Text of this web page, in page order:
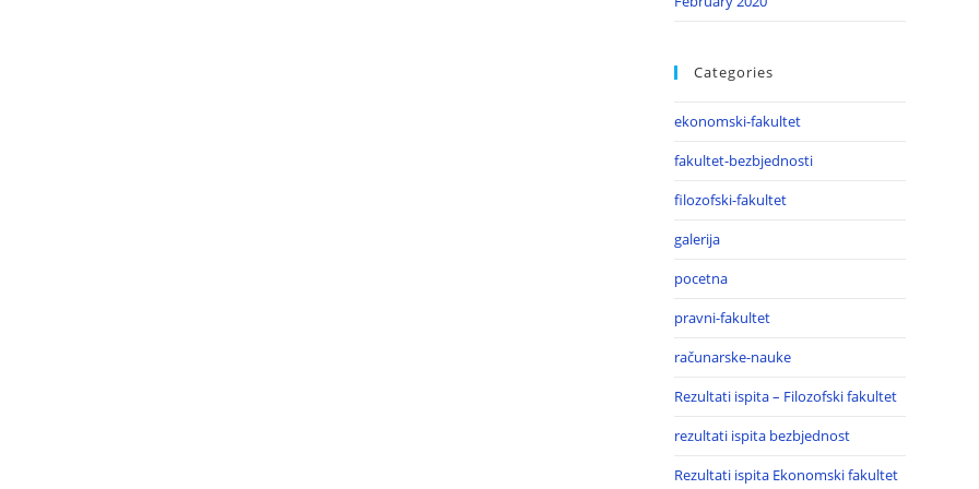
Categories
ekonomski-fakultet
fakultet-bezbjednosti
filozofski-fakultet
galerija
pocetna
pravni-fakultet
računarske-nauke
Rezultati ispita – Filozofski fakultet
rezultati ispita bezbjednost
Rezultati ispita Ekonomski fakultet